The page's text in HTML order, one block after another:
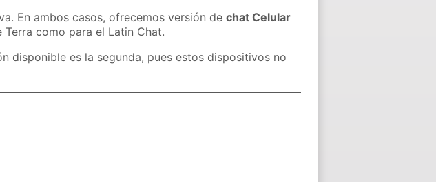
En ambos casos, ofrecemos versión dechat Celular
como para el Latin Chat.
disponible es la segunda, pues estos dispositivos no